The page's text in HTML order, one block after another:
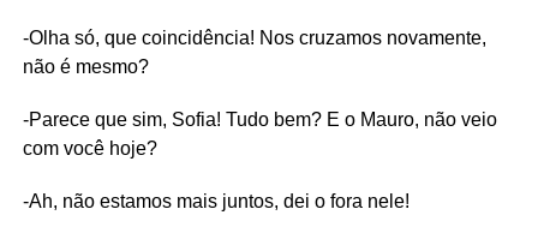
-Olha só, que coincidência! Nos cruzamos novamente,
não é mesmo?
-Parece que sim, Sofia! Tudo bem? E o Mauro, não veio
com você hoje?
-Ah, não estamos mais juntos, dei o fora nele!